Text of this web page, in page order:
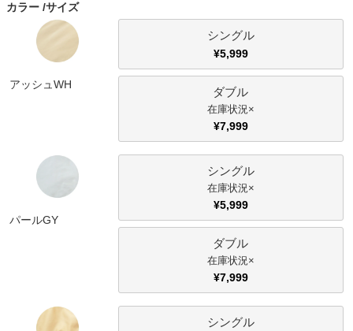
ファブリック
生活用品
カラー サイズ
アッシュWH
シングル
¥5,999
ダブル
×
¥7,999
パールGY
シングル
×
¥5,999
ダブル
×
¥7,999
シングル